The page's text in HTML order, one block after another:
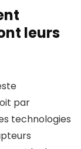
leurs
par
technologies